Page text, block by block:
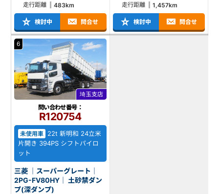
走行距離
483km
検討中 問合せ
走行距離
1,457km
検討中 問合せ
6
埼玉支店
問い合わせ番号：
R120754
未使用車
22t 新明和 24立米
片開き 394PS シフトパイロ
ット
三菱 ｜スーパーグレート｜
2PG-FV80HY｜ 土砂禁ダン
プ(深ダンプ)